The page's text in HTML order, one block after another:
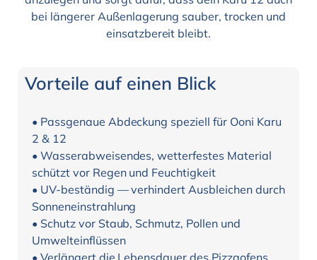
bei längerer Außenlagerung sauber, trocken und
einsatzbereit bleibt.
Vorteile auf einen Blick
• Passgenaue Abdeckung speziell für Ooni Karu
2 & 12
• Wasserabweisendes, wetterfestes Material
schützt vor Regen und Feuchtigkeit
• UV-beständig — verhindert Ausbleichen durch
Sonneneinstrahlung
• Schutz vor Staub, Schmutz, Pollen und
Umwelteinflüssen